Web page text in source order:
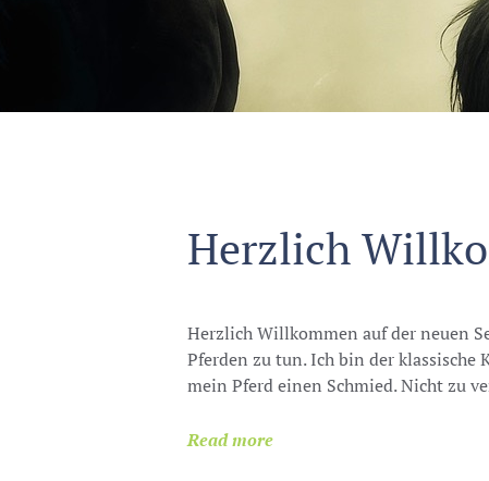
Herzlich
Herzlich Willkommen auf der neuen
Pferden zu tun. Ich bin der klassische
mein Pferd einen Schmied. Nicht zu
Read more